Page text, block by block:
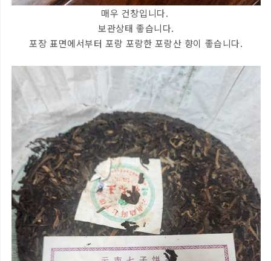
매우 건창입니다.
보관상태 좋습니다.
포장 표면에서부터 포랑 포랑한 포랑산 향이 좋습니다.